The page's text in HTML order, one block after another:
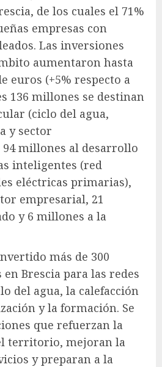
de los cuales el 71%
empresas con
Las inversiones
aumentaron hasta
euros (+5% respecto a
136 millones se destinan
(ciclo del agua,
y sector
millones al desarrollo
inteligentes (red
eléctricas primarias),
empresarial, 21
y 6 millones a la
más de 300
Brescia para las redes
del agua, la calefacción
y la formación. Se
que refuerzan la
territorio, mejoran la
y preparan a la